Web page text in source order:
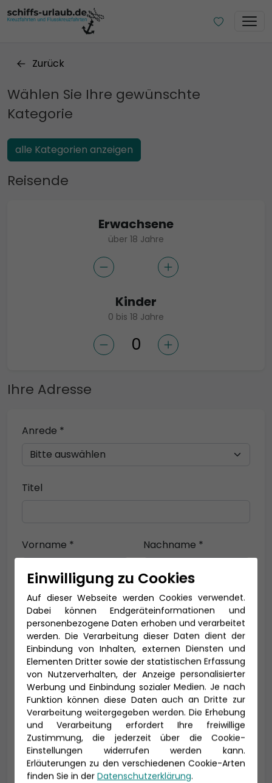
Zurück
Wählen Sie Ihre gewünschte
Kategorie
alle Kategorien anzeigen
Reisende
Erwachsene
über 18 Jahre
Kinder
0 bis 18 Jahre
Ihre Adresse
Anrede *
Titel
Vorname * Nachname *
E-Mail *
Telefon *
Geburtsdatum
Einwilligung zu Cookies
Auf dieser Webseite werden Cookies verwendet.
Dabei können Endgeräteinformationen und
personenbezogene Daten erhoben und verarbeitet
werden. Die Verarbeitung dieser Daten dient der
Einbindung von Inhalten, externen Diensten und
Elementen Dritter sowie der statistischen Erfassung
von Nutzerverhalten, der Anzeige personalisierter
Werbung und Einbindung sozialer Medien. Je nach
Funktion können diese Daten auch an Dritte zur
Verarbeitung weitergegeben werden. Die Erhebung
und Verarbeitung erfordert Ihre freiwillige
Zustimmung, die jederzeit über die Cookie-
Einstellungen widerrufen werden kann.
Erläuterungen zu den verschiedenen Cookie-Arten
finden Sie in der Datenschutzerklärung.